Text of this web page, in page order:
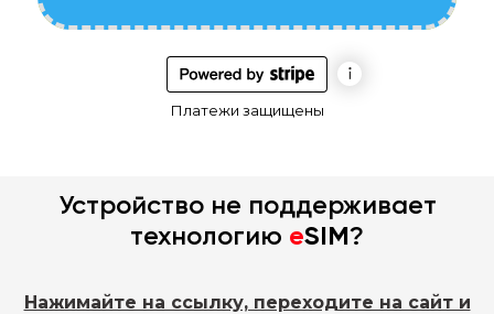
Платежи защищены
Устройство не поддерживает
технологию eSIM?
Нажимайте на ссылку, переходите на сайт и